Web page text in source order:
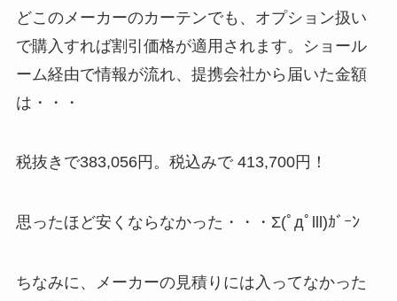
どこのメーカーのカーテンでも、オプション扱い
で購入すれば割引価格が適用されます。ショール
ーム経由で情報が流れ、提携会社から届いた金額
は・・・
税抜きで383,056円。税込みで 413,700円！
思ったほど安くならなかった・・・Σ(ﾟдﾟlll)ｶﾞｰﾝ
ちなみに、メーカーの見積りには入ってなかった